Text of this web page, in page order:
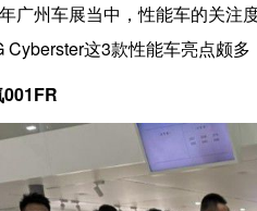
广州车展当中，性能车的关注
Cyberster这3款性能车亮点颇多